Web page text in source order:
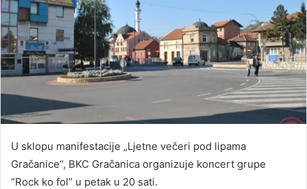
U sklopu manifestacije „Ljetne večeri pod lipama
Gračanice“, BKC Gračanica organizuje koncert grupe
“Rock ko fol” u petak u 20 sati.